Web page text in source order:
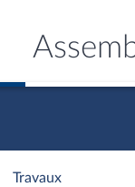
Travaux